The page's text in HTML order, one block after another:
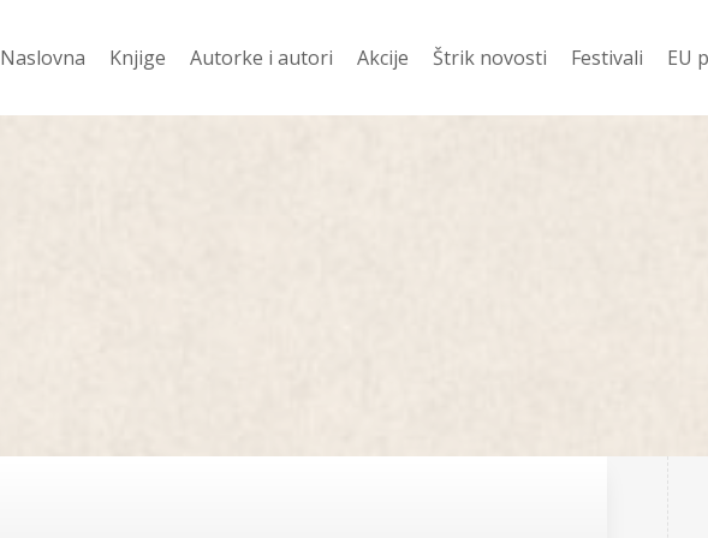
Naslovna Knjige
Knjige u pripremi
Autorke i autori Akcije Štrik novosti Festivali EU